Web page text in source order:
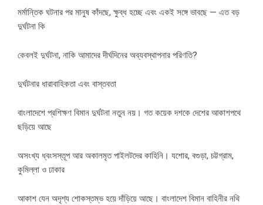
মর্মান্তিক ঘটনার পর মানুষ কাঁদছে, ক্ষুব্ধ হচ্ছে এবং একই সঙ্গে ভাবছে — এত বড়
দুর্ঘটনা কি
কেবলই দুর্ঘটনা, নাকি আমাদের দীর্ঘদিনের অব্যবস্থাপনার পরিণতি?
দুর্ঘটনার ধারাবাহিকতা এবং বাস্তবতা
বাংলাদেশে প্রশিক্ষণ বিমান দুর্ঘটনা নতুন নয়। গত কয়েক দশকে দেশের আকাশপথে
ছড়িয়ে আছে
অসংখ্য ধ্বংসস্তূপ আর অকালমৃত পাইলটদের কাহিনি। যশোর, বগুড়া, চট্টগ্রাম,
কুমিল্লা ও ঢাকার
আকাশ যেন অদৃশ্য শোকস্তম্ভ হয়ে দাঁড়িয়ে আছে। বাংলাদেশ বিমান বাহিনীর নথি